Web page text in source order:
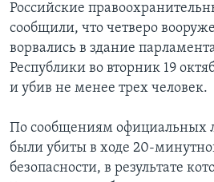
Языки
Российские
сообщили, что четверо
ворвались в здание
Республики во вторник 19
и убив не менее трех человек.
По сообщениям официальных
были убиты в ходе 20-
безопасности, в результате